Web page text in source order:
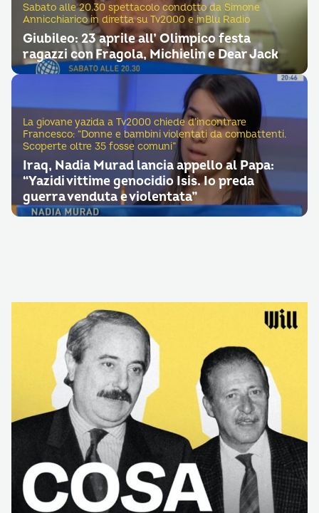
Sabato alle 20.30 spettacolo condotto da Simone
Annicchiarico in diretta su Tv2000 e inBlu Radio
Giubileo: 23 aprile all’ Olimpico festa
ragazzi con Fragola, Michielin e Dear Jack
La giovane yazida a Tv2000 chiede d’incontrare
Francesco: “Donne e bambini violentati da combattenti.
Scoperte oltre 35 fosse comuni”
Iraq, Nadia Murad lancia appello al Papa:
“Yazidi vittime genocidio Isis. Io preda
guerra venduta e violentata”